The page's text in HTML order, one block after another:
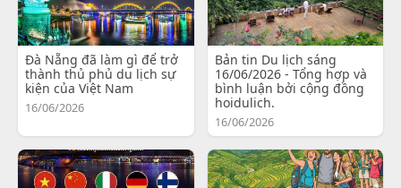
Đà Nẵng đã làm gì để trở
thành thủ phủ du lịch sự
kiện của Việt Nam
16/06/2026
Bản tin Du lịch sáng
16/06/2026 - Tổng hợp và
bình luận bởi cộng đồng
hoidulich.
16/06/2026